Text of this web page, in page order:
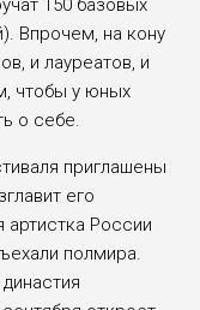
150 базовых
Впрочем, на кону
и лауреатов, и
чтобы у юных
о себе.
приглашены
его
России
полмира.